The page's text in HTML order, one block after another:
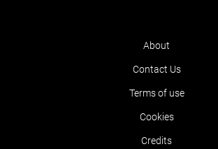
About
Contact Us
Terms of use
Cookies
Credits